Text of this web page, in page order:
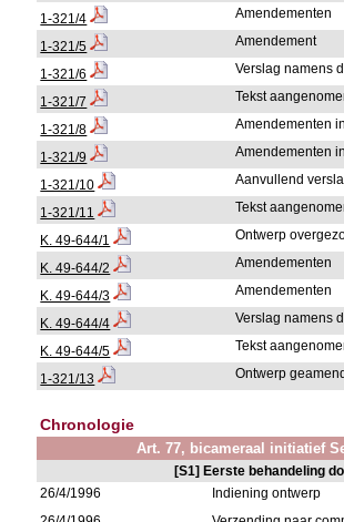
1-321/4 Amendementen
1-321/5 Amendement
1-321/6 Verslag namens
1-321/7 Tekst
1-321/8 Amendementen
1-321/9 Amendementen
1-321/10 Aanvullend
1-321/11 Tekst
K. 49-644/1 Ontwerp
K. 49-644/2 Amendementen
K. 49-644/3 Amendementen
K. 49-644/4 Verslag namens
K. 49-644/5 Tekst
1-321/13 Ontwerp
Chronologie
Art. 77, bicameraal initiatief
[S1] Eerste behandeling
26/4/1996
Indiening ontwerp